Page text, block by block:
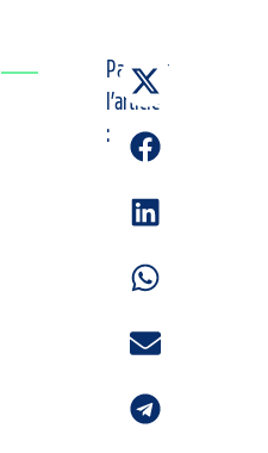
Partager
l’article
: